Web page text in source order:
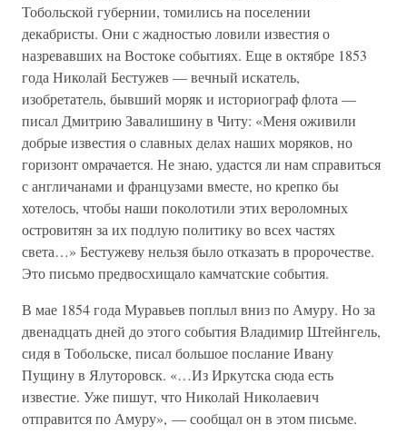
Тобольской губернии, томились на поселении
декабристы. Они с жадностью ловили известия о
назревавших на Востоке событиях. Еще в октябре 1853
года Николай Бестужев — вечный искатель,
изобретатель, бывший моряк и историограф флота —
писал Дмитрию Завалишину в Читу: «Меня оживили
добрые известия о славных делах наших моряков, но
горизонт омрачается. Не знаю, удастся ли нам справиться
с англичанами и французами вместе, но крепко бы
хотелось, чтобы наши поколотили этих вероломных
островитян за их подлую политику во всех частях
света…» Бестужеву нельзя было отказать в пророчестве.
Это письмо предвосхищало камчатские события.
В мае 1854 года Муравьев поплыл вниз по Амуру. Но за
двенадцать дней до этого события Владимир Штейнгель,
сидя в Тобольске, писал большое послание Ивану
Пущину в Ялуторовск. «…Из Иркутска сюда есть
известие. Уже пишут, что Николай Николаевич
отправится по Амуру», — сообщал он в этом письме.